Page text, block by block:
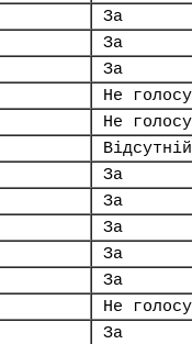
За
За
За
Не
Не
Відсутній
За
За
За
За
За
Не
За